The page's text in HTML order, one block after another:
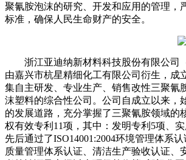
聚氰胺泡沫的研究、开发和应用的管理，
标准，确保人民生命财产的安全。
浙江亚迪纳新材料科技股份有限公司（
由嘉兴市杭星精细化工有限公司衍生，成
集自主研发、专业生产、销售改性三聚氰
沫塑料的综合性公司。公司自成立以来，
的发展道路，充分掌握了三聚氰胺领域的
权有效专利11项，其中：发明专利5项、
先后通过了ISO14001:2004环境管理体系认
质量管理体系认证、清洁生产验收认证、